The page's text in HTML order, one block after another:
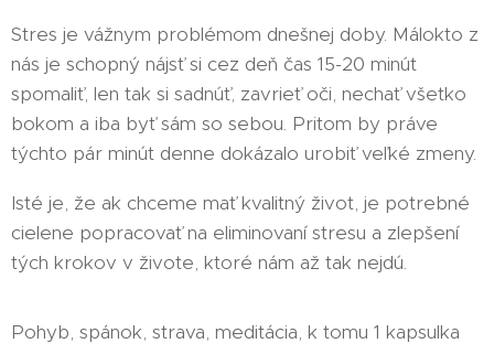
Stres je vážnym problémom dnešnej doby. Málokto z
nás je schopný nájsť si cez deň čas 15-20 minút
spomaliť, len tak si sadnúť, zavrieť oči, nechať všetko
bokom a iba byť sám so sebou. Pritom by práve
týchto pár minút denne dokázalo urobiť veľké zmeny.
Isté je, že ak chceme mať kvalitný život, je potrebné
cielene popracovať na eliminovaní stresu a zlepšení
tých krokov v živote, ktoré nám až tak nejdú.
Pohyb, spánok, strava, meditácia, k tomu 1 kapsulka